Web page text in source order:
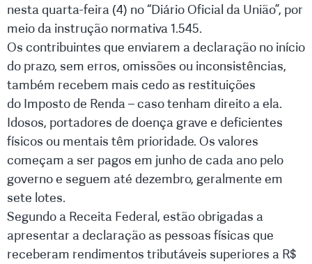
nesta quarta-feira (4) no “Diário Oficial da União”, por
meio da instrução normativa 1.545.
Os contribuintes que enviarem a declaração no início
do prazo, sem erros, omissões ou inconsistências,
também recebem mais cedo as restituições
do Imposto de Renda – caso tenham direito a ela.
Idosos, portadores de doença grave e deficientes
físicos ou mentais têm prioridade. Os valores
começam a ser pagos em junho de cada ano pelo
governo e seguem até dezembro, geralmente em
sete lotes.
Segundo a Receita Federal, estão obrigadas a
apresentar a declaração as pessoas físicas que
receberam rendimentos tributáveis superiores a R$